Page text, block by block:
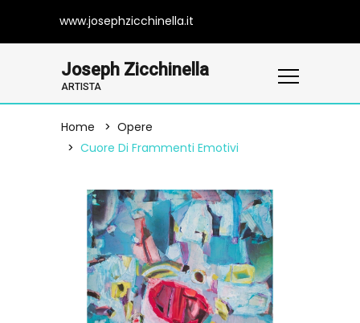
www.josephzicchinella.it
Joseph Zicchinella
ARTISTA
Home
Opere
Cuore Di Frammenti Emotivi